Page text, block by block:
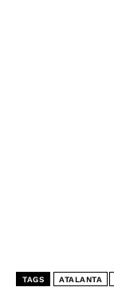
TAGS ATALANTA